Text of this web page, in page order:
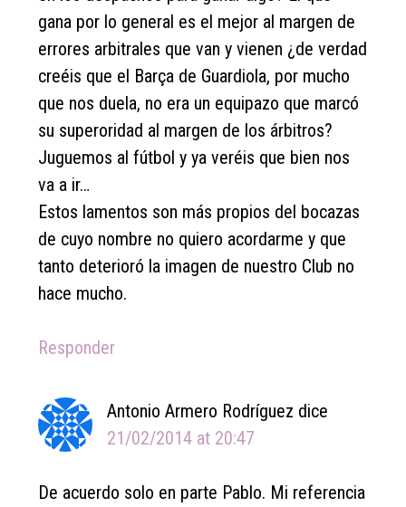
gana por lo general es el mejor al margen de
errores arbitrales que van y vienen ¿de verdad
creéis que el Barça de Guardiola, por mucho
que nos duela, no era un equipazo que marcó
su superoridad al margen de los árbitros?
Juguemos al fútbol y ya veréis que bien nos
va a ir…
Estos lamentos son más propios del bocazas
de cuyo nombre no quiero acordarme y que
tanto deterioró la imagen de nuestro Club no
hace mucho.
Responder
Antonio Armero Rodríguez dice
21/02/2014 at 20:47
De acuerdo solo en parte Pablo. Mi referencia